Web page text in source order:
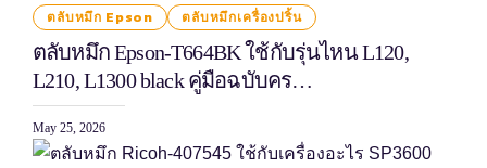
ตลับหมึก Epson ตลับหมึกเครื่องปริ้น
ตลับหมึก Epson-T664BK ใช้กับรุ่นไหน L120,
L210, L1300 black คู่มือฉบับคร…
May 25, 2026